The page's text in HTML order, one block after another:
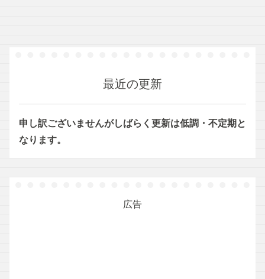
最近の更新
申し訳ございませんがしばらく更新は低調・不定期と
なります。
広告